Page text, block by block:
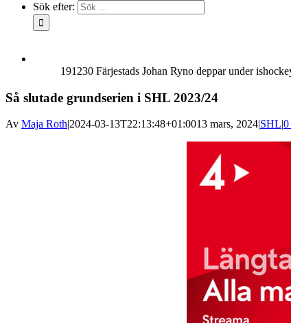
Sök efter:
191230 Färjestads Johan Ryno deppar under
Så slutade grundserien i SHL 2023/24
Av Maja Roth|2024-03-13T22:13:48+01:0013 mars, 2024|SHL|0